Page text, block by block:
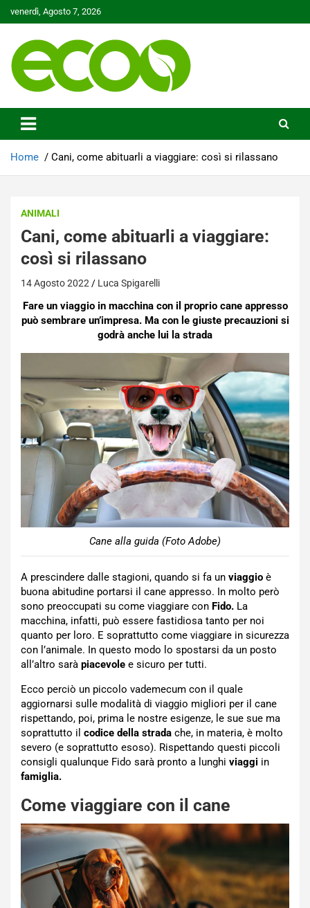
to
venerdì, Agosto 7, 2026
Ecoo.it
Home Cani, come abituarli a viaggiare: così si rilassano
ANIMALI
Cani, come abituarli a viaggiare:
così si rilassano
14 Agosto 2022 Luca Spigarelli
Fare un viaggio in macchina con il proprio cane appresso
può sembrare un’impresa. Ma con le giuste precauzioni si
godrà anche lui la strada
Cane alla guida (Foto Adobe)
A prescindere dalle stagioni, quando si fa un viaggio è
buona abitudine portarsi il cane appresso. In molto però
sono preoccupati su come viaggiare con Fido. La
macchina, infatti, può essere fastidiosa tanto per noi
quanto per loro. E soprattutto come viaggiare in sicurezza
con l’animale. In questo modo lo spostarsi da un posto
all’altro sarà piacevole e sicuro per tutti.
Ecco perciò un piccolo vademecum con il quale
aggiornarsi sulle modalità di viaggio migliori per il cane
rispettando, poi, prima le nostre esigenze, le sue sue ma
soprattutto il codice della strada che, in materia, è molto
severo (e soprattutto esoso). Rispettando questi piccoli
consigli qualunque Fido sarà pronto a lunghi viaggi in
famiglia.
Come viaggiare con il cane